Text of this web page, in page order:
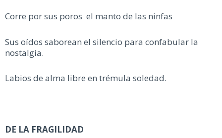
Corre por sus poros el manto de las ninfas
Sus oídos saborean el silencio para confabular la
nostalgia.
Labios de alma libre en trémula soledad.
DE LA FRAGILIDAD